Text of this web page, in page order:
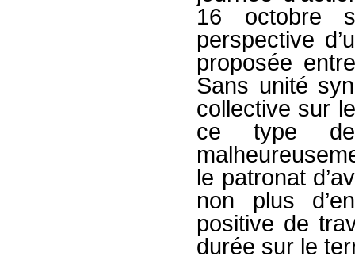
16 octobre
perspective
proposée
Sans unité
collective sur
ce type de
le patronat
non plus
positive de
durée sur le